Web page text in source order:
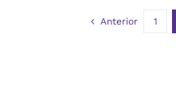
Anterior 1